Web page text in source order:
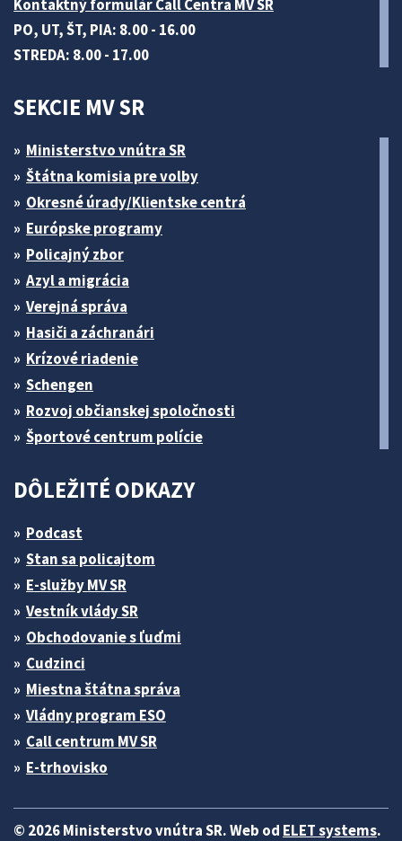
Kontaktný formulár Call Centra MV SR
PO, UT, ŠT, PIA: 8.00 - 16.00
STREDA: 8.00 - 17.00
SEKCIE MV SR
Ministerstvo vnútra SR
Štátna komisia pre volby
Okresné úrady/Klientske centrá
Európske programy
Policajný zbor
Azyl a migrácia
Verejná správa
Hasiči a záchranári
Krízové riadenie
Schengen
Rozvoj občianskej spoločnosti
Športové centrum polície
DÔLEŽITÉ ODKAZY
Podcast
Stan sa policajtom
E-služby MV SR
Vestník vlády SR
Obchodovanie s ľuďmi
Cudzinci
Miestna štátna správa
Vládny program ESO
Call centrum MV SR
E-trhovisko
© 2026 Ministerstvo vnútra SR. Web od ELET systems.